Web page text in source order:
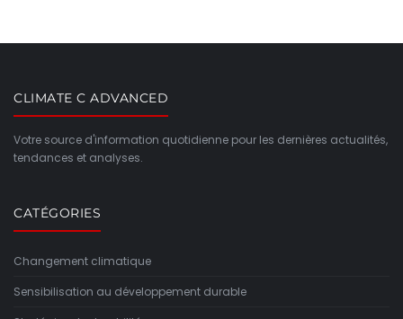
CLIMATE C ADVANCED
Votre source d'information quotidienne pour les dernières actualités,
tendances et analyses.
CATÉGORIES
Changement climatique
Sensibilisation au développement durable